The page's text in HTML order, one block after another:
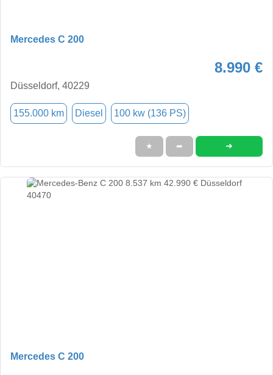
Mercedes C 200
8.990 €
Düsseldorf, 40229
155.000 km Diesel 100 kw (136 PS)
★ ➦ ➜
Mercedes C 200